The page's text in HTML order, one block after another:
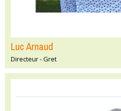
Luc Arnaud
Directeur - Gret